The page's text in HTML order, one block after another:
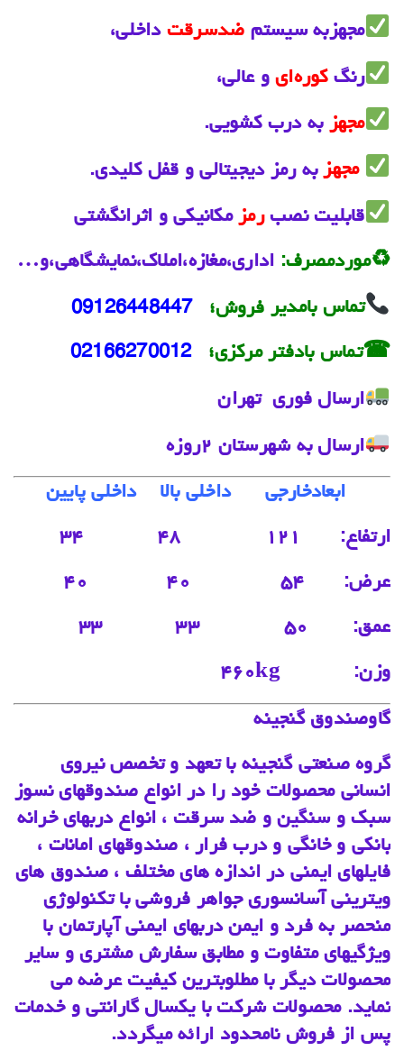
مجهزبه سیستمضدسرقتداخلی،‌
رنگکوره‌ایو عالی،‌
مجهزبه درب کشویی.
مجهزبه رمز دیجیتالی و قفل کلیدی.
قابلیت نصبرمزمکانیکی و اثرانگشتی
♻موردمصرف:‌ اداری،مغازه،املاک،نمایشگاهی،و…
تماس بامدیرفروش؛‌ 09126448447
☎تماس بادفتر مرکزی؛ ‌02166270012
ارسال فوری تهران
ارسال به شهرستان ٢روزه
ابعادخارجی
داخلی بالا داخلی پایین
ارتفاع: ۱۲۱ ۴۸ ۳۴
عرض: ۵۴ ۴۰ ۴۰
عمق: ۵۰ ۳۳ ۳۳
‌وزن: ۴۶۰‌kg
گاوصندوق گنجینه
گروه صنعتی گنجینه با تعهد و تخصص نیروی
انسانی محصولات خود را در انواع صندوقهای نسوز
سبک و سنگین و ضد سرقت ، انواع دربهای خرانه
بانکی و خانگی و درب فرار ، صندوقهای امانات ،
فایلهای ایمنی در اندازه های مختلف ، صندوق های
ویترینی آسانسوری جواهر فروشی با تکنولوژی
منحصر به فرد و ایمن دربهای ایمنی آپارتمان با
ویژگیهای متفاوت و مطابق سفارش مشتری و سایر
محصولات دیگر با مطلوبترین کیفیت عرضه می
نماید. محصولات شرکت با یکسال گارانتی و خدمات
پس از فروش نامحدود ارائه میگردد.